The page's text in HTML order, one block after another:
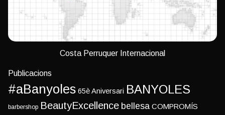
Costa Perruquer Internacional
Publicacions
#aBanyoles 65è Aniversari BANYOLES
barbershop BeautyExcellence bellesa COMPROMÍS